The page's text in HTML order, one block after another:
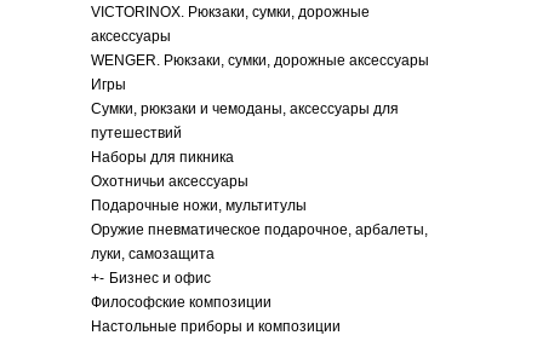
VICTORINOX. Рюкзаки, сумки, дорожные
аксессуары
WENGER. Рюкзаки, сумки, дорожные аксессуары
Игры
Сумки, рюкзаки и чемоданы, аксессуары для
путешествий
Наборы для пикника
Охотничьи аксессуары
Подарочные ножи, мультитулы
Оружие пневматическое подарочное, арбалеты,
луки, самозащита
+- Бизнес и офис
Философские композиции
Настольные приборы и композиции